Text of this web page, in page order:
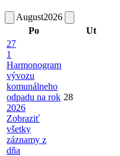
August2026
Po
Ut
27
1
Harmonogram
vývozu
komunálneho
odpadu na rok
2026
Zobraziť
všetky
záznamy z
dňa
28